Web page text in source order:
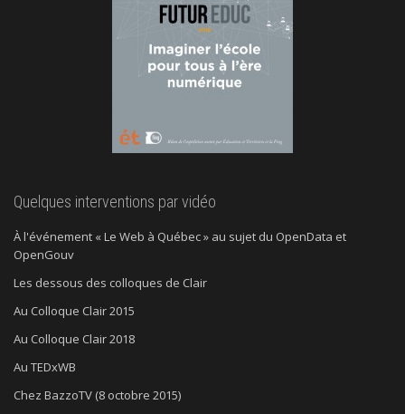
Quelques interventions par vidéo
À l'événement « Le Web à Québec » au sujet du OpenData et
OpenGouv
Les dessous des colloques de Clair
Au Colloque Clair 2015
Au Colloque Clair 2018
Au TEDxWB
Chez BazzoTV (8 octobre 2015)